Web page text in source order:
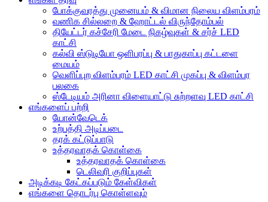
போக்குவரத்து முனையம் & விமான நிலைய விளம்பரம்
வணிக சில்லறை & ஹோட்டல் விருந்தோம்பல்
தியேட்டர் கச்சேரி மேடை நிகழ்வுகள் & சர்ச் LED
காட்சி
கல்வி ஸ்டுடியோ ஒளிபரப்பு & பாதுகாப்பு கட்டளை
மையம்
வெளிப்புற விளம்பரம் LED காட்சி முகப்பு & விளம்பர
பலகை
ஸ்டேடியம் அரினா விளையாட்டு சுற்றளவு LED காட்சி
எங்களைப் பற்றி
யோன்வேடெக்
உற்பத்தி அடிப்படை
தரக் கட்டுப்பாடு
உத்தரவாதக் கொள்கை
உத்தரவாதக் கொள்கை
டெலிவரி குறிப்புகள்
அடிக்கடி கேட்கப்படும் கேள்விகள்
எங்களை தொடர்பு கொள்ளவும்